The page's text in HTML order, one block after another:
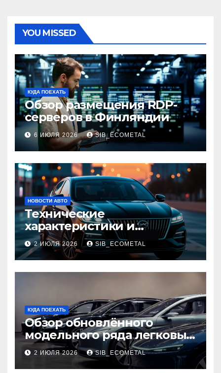
YOU MISSED
КУДА ПОЕХАТЬ
Обзор размещения RDP-
серверов в Финляндии
6 ИЮЛЯ 2026 SIB_ECOMETAL
НОВОСТИ АВТО
Технические
характеристики и
доступные комплектации
GAC Empow
2 ИЮЛЯ 2026 SIB_ECOMETAL
КУДА ПОЕХАТЬ
Обзор обновлённого
модельного ряда легковых
автомобилей 2026 года
2 ИЮЛЯ 2026 SIB_ECOMETAL